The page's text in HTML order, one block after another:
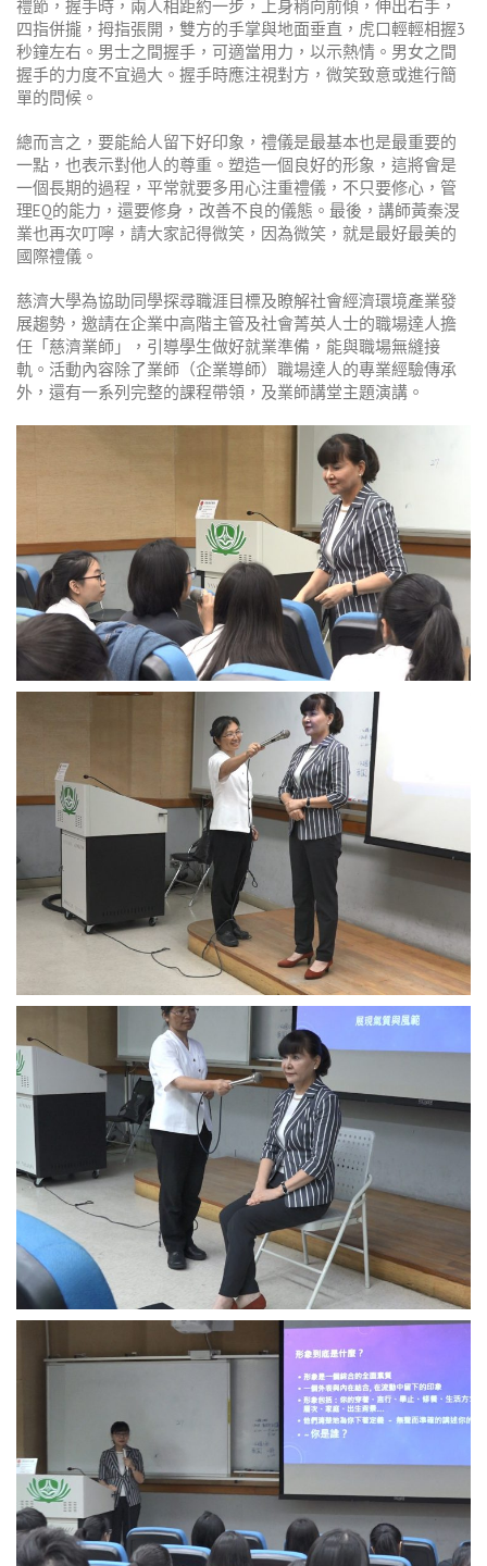
禮節，握手時，兩人相距約一步，上身稍向前傾，伸出右手，
四指併攏，拇指張開，雙方的手掌與地面垂直，虎口輕輕相握3
秒鐘左右。男士之間握手，可適當用力，以示熱情。男女之間
握手的力度不宜過大。握手時應注視對方，微笑致意或進行簡
單的問候。
總而言之，要能給人留下好印象，禮儀是最基本也是最重要的
一點，也表示對他人的尊重。塑造一個良好的形象，這將會是
一個長期的過程，平常就要多用心注重禮儀，不只要修心，管
理EQ的能力，還要修身，改善不良的儀態。最後，講師黃秦渂
業也再次叮嚀，請大家記得微笑，因為微笑，就是最好最美的
國際禮儀。
慈濟大學為協助同學探尋職涯目標及瞭解社會經濟環境產業發
展趨勢，邀請在企業中高階主管及社會菁英人士的職場達人擔
任「慈濟業師」，引導學生做好就業準備，能與職場無縫接
軌。活動內容除了業師（企業導師）職場達人的專業經驗傳承
外，還有一系列完整的課程帶領，及業師講堂主題演講。